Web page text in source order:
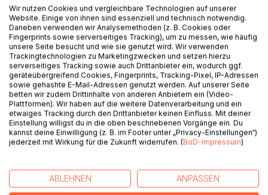
"Was würde sie jetzt geben, einfach einschlafen zu
können. Was hatte das Ganze für einen Sinn? Das Leben
war schwer. Der Tod war plötzlich so einfach. Wenigstens
er würde sie mit offenen Armen empfangen".
Für einen grossen Teil der Geschichte steht Ellena im
Mittelpunkt, die sich durch eine Reihe von unglücklichen
Vorfällen von einer geliebten Schülerin zu einer Person, die
durch Mobbing und Familienprobleme Schwierigkeiten hat,
sich am Leben zu halten, verwandelt.
Glücklicherweise lernt sie Emilia, die sie aus dem tiefen
erfährt man sehr schnell, dass sie sich in keiner besseren
Verfassung befindet als Ellena.
Wir nutzen Cookies und vergleichbare Technologien auf unserer
Website. Einige von ihnen sind essenziell und technisch notwendig.
Daneben verwenden wir Analysemethoden (z. B. Cookies oder
Fingerprints sowie serverseitiges Tracking), um zu messen, wie häufig
unsere Seite besucht und wie sie genutzt wird. Wir verwenden
Trackingtechnologien zu Marketingzwecken und setzen hierzu
serverseitiges Tracking sowie auch Drittanbieter ein, wodurch ggf.
geräteübergreifend Cookies, Fingerprints, Tracking-Pixel, IP-Adressen
sowie gehashte E-Mail-Adressen genutzt werden. Auf unserer Seite
betten wir zudem Drittinhalte von anderen Anbietern ein (Video-
Plattformen). Wir haben auf die weitere Datenverarbeitung und ein
etwaiges Tracking durch den Drittanbieter keinen Einfluss. Mit deiner
Einstellung willigst du in die oben beschriebenen Vorgänge ein. Du
kannst deine Einwilligung (z. B. im Footer unter „Privacy-Einstellungen“)
jederzeit mit Wirkung für die Zukunft widerrufen. (BoD-Impressum)
ABLEHNEN ANPASSEN